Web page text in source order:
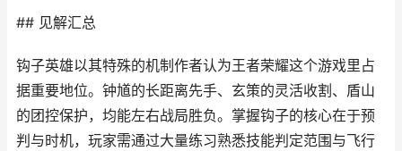
## 见解汇总
钩子英雄以其特殊的机制作者认为王者荣耀这个游戏里占
据重要地位。钟馗的长距离先手、玄策的灵活收割、盾山
的团控保护，均能左右战局胜负。掌握钩子的核心在于预
判与时机，玩家需通过大量练习熟悉技能判定范围与飞行